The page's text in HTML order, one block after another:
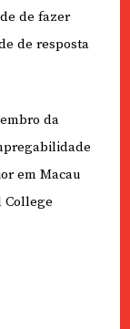
de fazer
de resposta
da
em Macau
College